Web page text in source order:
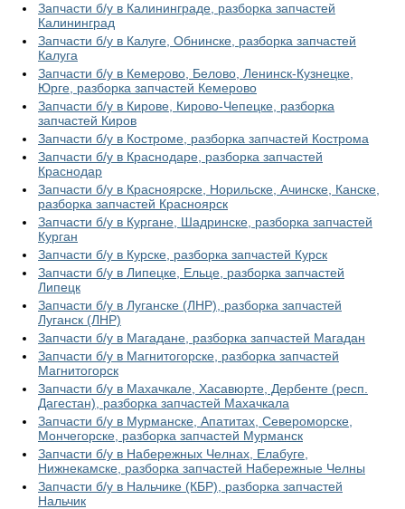
Запчасти б/у в Калининграде, разборка запчастей
Калининград
Запчасти б/у в Калуге, Обнинске, разборка запчастей
Калуга
Запчасти б/у в Кемерово, Белово, Ленинск-Кузнецке,
Юрге, разборка запчастей Кемерово
Запчасти б/у в Кирове, Кирово-Чепецке, разборка
запчастей Киров
Запчасти б/у в Костроме, разборка запчастей Кострома
Запчасти б/у в Краснодаре, разборка запчастей
Краснодар
Запчасти б/у в Красноярске, Норильске, Ачинске, Канске,
разборка запчастей Красноярск
Запчасти б/у в Кургане, Шадринске, разборка запчастей
Курган
Запчасти б/у в Курске, разборка запчастей Курск
Запчасти б/у в Липецке, Ельце, разборка запчастей
Липецк
Запчасти б/у в Луганске (ЛНР), разборка запчастей
Луганск (ЛНР)
Запчасти б/у в Магадане, разборка запчастей Магадан
Запчасти б/у в Магнитогорске, разборка запчастей
Магнитогорск
Запчасти б/у в Махачкале, Хасавюрте, Дербенте (респ.
Дагестан), разборка запчастей Махачкала
Запчасти б/у в Мурманске, Апатитах, Североморске,
Мончегорске, разборка запчастей Мурманск
Запчасти б/у в Набережных Челнах, Елабуге,
Нижнекамске, разборка запчастей Набережные Челны
Запчасти б/у в Нальчике (КБР), разборка запчастей
Нальчик